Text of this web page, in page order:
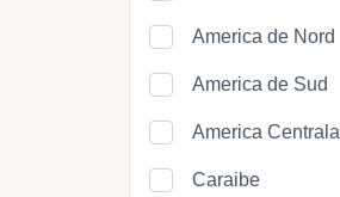
America de Nord
America de Sud
America Centrala
Caraibe